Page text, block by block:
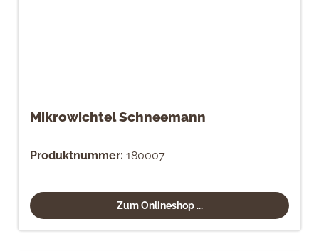
Mikrowichtel Schneemann
Produktnummer: 180007
Zum Onlineshop ...